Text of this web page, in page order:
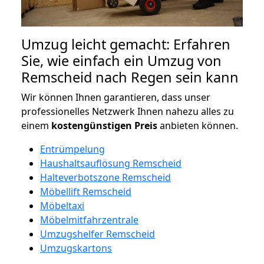
Umzug leicht gemacht: Erfahren
Sie, wie einfach ein Umzug von
Remscheid nach Regen sein kann
Wir können Ihnen garantieren, dass unser
professionelles Netzwerk Ihnen nahezu alles zu
einem kostengünstigen Preisanbieten können.
Entrümpelung
Haushaltsauflösung Remscheid
Halteverbotszone Remscheid
Möbellift Remscheid
Möbeltaxi
Möbelmitfahrzentrale
Umzugshelfer Remscheid
Umzugskartons